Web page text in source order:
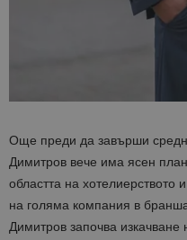
Още преди да завърши
Димитров вече има ясен
областта на хотелиерството
на голяма компания в
Димитров започва изкачване